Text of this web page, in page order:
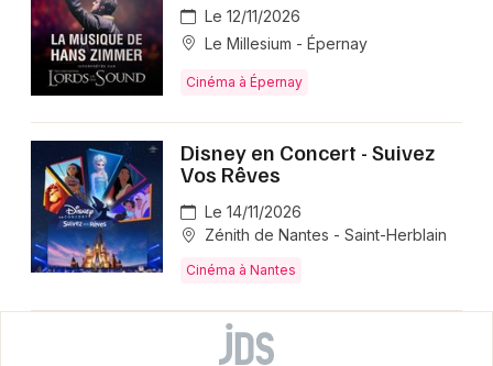
Le 12/11/2026
Le Millesium - Épernay
Cinéma à Épernay
Disney en Concert - Suivez
Vos Rêves
Le 14/11/2026
Zénith de Nantes - Saint-Herblain
Cinéma à Nantes